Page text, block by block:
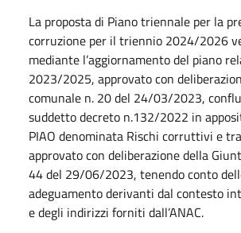
La proposta di Piano triennale per la
corruzione per il triennio 2024/2026
mediante l’aggiornamento del piano
2023/2025, approvato con
comunale n. 20 del 24/03/2023,
suddetto decreto n.132/2022 in
PIAO denominata Rischi corruttivi e
approvato con deliberazione della
44 del 29/06/2023, tenendo conto
adeguamento derivanti dal contesto
e degli indirizzi forniti dall’ANAC.